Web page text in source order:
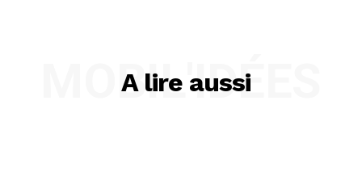
A lire aussi
MOBIL'IDÉES